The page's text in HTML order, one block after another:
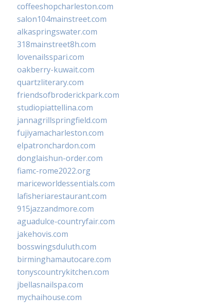
coffeeshopcharleston.com
salon104mainstreet.com
alkaspringswater.com
318mainstreet8h.com
lovenailsspari.com
oakberry-kuwait.com
quartzliterary.com
friendsofbroderickpark.com
studiopiattellina.com
jannagrillspringfield.com
fujiyamacharleston.com
elpatronchardon.com
donglaishun-order.com
fiamc-rome2022.org
mariceworldessentials.com
lafisheriarestaurant.com
915jazzandmore.com
aguadulce-countryfair.com
jakehovis.com
bosswingsduluth.com
birminghamautocare.com
tonyscountrykitchen.com
jbellasnailspa.com
mychaihouse.com